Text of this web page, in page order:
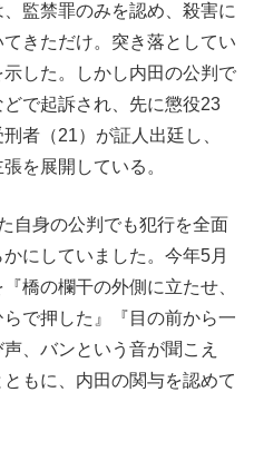
監禁罪のみを認め、殺害に
きただけ。突き落としてい
した。しかし内田の公判で
で起訴され、先に懲役23
者（21）が証人出廷し、
を展開している。
自身の公判でも犯行を全面
にしていました。今年5月
橋の欄干の外側に立たせ、
で押した』『目の前から一
、バンという音が聞こえ
もに、内田の関与を認めて